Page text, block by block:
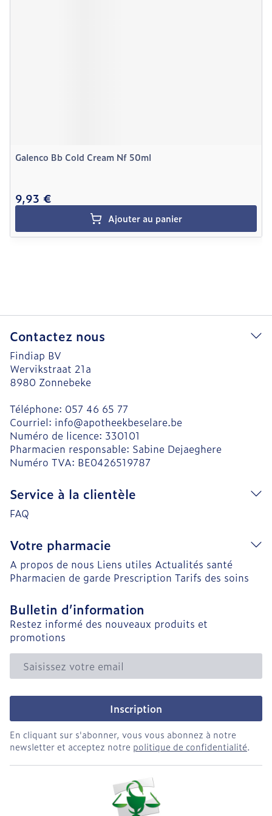
Galenco Bb Cold Cream Nf 50ml
9,93 €
Ajouter au panier
Contactez nous
Findiap BV
Wervikstraat 21a
8980 Zonnebeke
Téléphone: 057 46 65 77
Courriel: info@apotheekbeselare.be
Numéro de licence: 330101
Pharmacien responsable: Sabine Dejaeghere
Numéro TVA: BE0426519787
Service à la clientèle
FAQ
Votre pharmacie
A propos de nous Liens utiles Actualités santé
Pharmacien de garde Prescription Tarifs des soins
Bulletin d’information
Restez informé des nouveaux produits et
promotions
Adresse mail
Inscription
En cliquant sur s'abonner, vous vous abonnez à notre
newsletter et acceptez notre politique de confidentialité.